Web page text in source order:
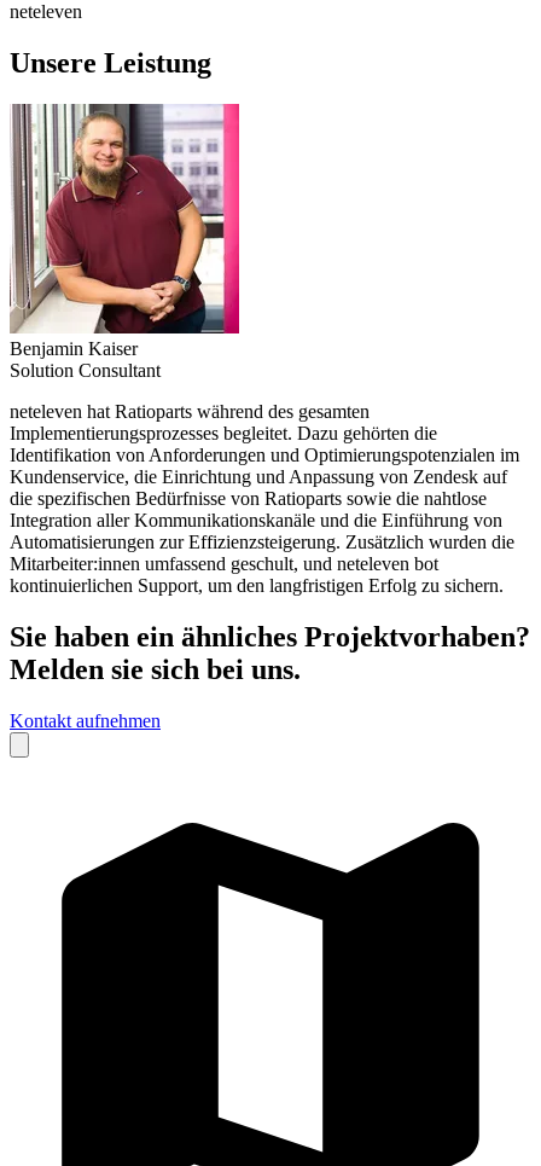
neteleven
Unsere Leistung
Benjamin Kaiser
Solution Consultant
neteleven hat Ratioparts während des gesamten
Implementierungsprozesses begleitet. Dazu gehörten die
Identifikation von Anforderungen und Optimierungspotenzialen im
Kundenservice, die Einrichtung und Anpassung von Zendesk auf
die spezifischen Bedürfnisse von Ratioparts sowie die nahtlose
Integration aller Kommunikationskanäle und die Einführung von
Automatisierungen zur Effizienzsteigerung. Zusätzlich wurden die
Mitarbeiter:innen umfassend geschult, und neteleven bot
kontinuierlichen Support, um den langfristigen Erfolg zu sichern.
Sie haben ein ähnliches Projektvorhaben?
Melden sie sich bei uns.
Kontakt aufnehmen